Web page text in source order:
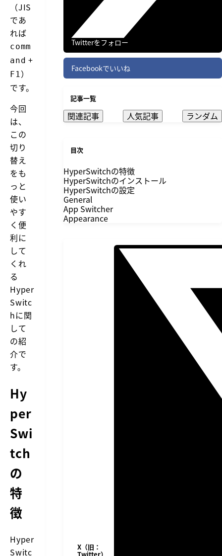
（JIS
であ
れば
comm
and +
F1）
です。
今回
は、
この
切り
替え
をも
っと
使い
やす
く便
利に
して
くれ
る
Hyper
Switc
hに関
して
の紹
介で
す。
Hy
per
Swi
tch
の
特
徴
Hyper
Switc
Twitterをフォロー
Facebookでいいね
記事一覧
関連記事 人気記事 ランダム
目次
HyperSwitchの特徴
HyperSwitchのインストール
HyperSwitchの設定
General
App Switcher
Appearance
X（旧：